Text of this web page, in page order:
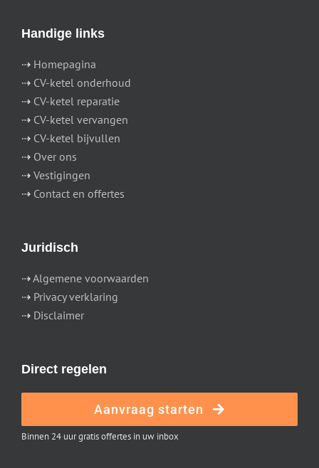
Handige links
⇢ Homepagina
⇢ CV-ketel onderhoud
⇢ CV-ketel reparatie
⇢ CV-ketel vervangen
⇢ CV-ketel bijvullen
⇢ Over ons
⇢ Vestigingen
⇢ Contact en offertes
Juridisch
⇢Algemene voorwaarden
⇢ Privacy verklaring
⇢ Disclaimer
Direct regelen
Aanvraag starten
Binnen 24 uur gratis offertes in uw inbox